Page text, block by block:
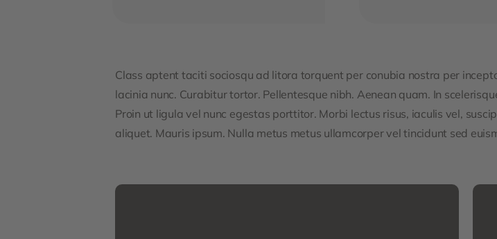
Class aptent taciti sociosqu ad litora torquent per conubia nostra per
lacinia nunc. Curabitur tortor. Pellentesque nibh. Aenean quam. In
Proin ut ligula vel nunc egestas porttitor. Morbi lectus risus, iaculis vel,
aliquet. Mauris ipsum. Nulla metus metus ullamcorper vel tincidunt sed